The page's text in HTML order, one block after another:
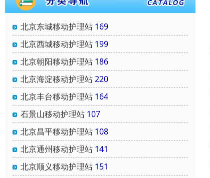
北京东城移动护理站 169
北京西城移动护理站 199
北京朝阳移动护理站 186
北京海淀移动护理站220
北京丰台移动护理站 164
石景山移动护理站 107
北京昌平移动护理站 108
北京通州移动护理站 141
北京顺义移动护理站 151